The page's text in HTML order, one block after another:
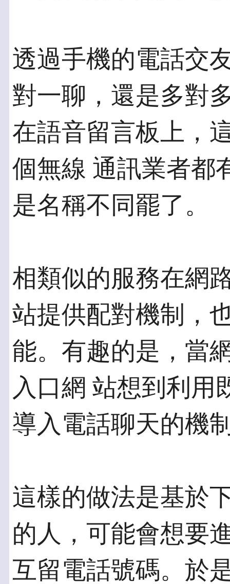
透過手機的電話交
對一聊，還是多對
在語音留言板上，
個無線 通訊業者都
是名稱不同罷了。
相類似的服務在網
站提供配對機制，
能。有趣的是，當
入口網 站想到利用
導入電話聊天的機
這樣的做法是基於
的人，可能會想要
互留電話號碼。於